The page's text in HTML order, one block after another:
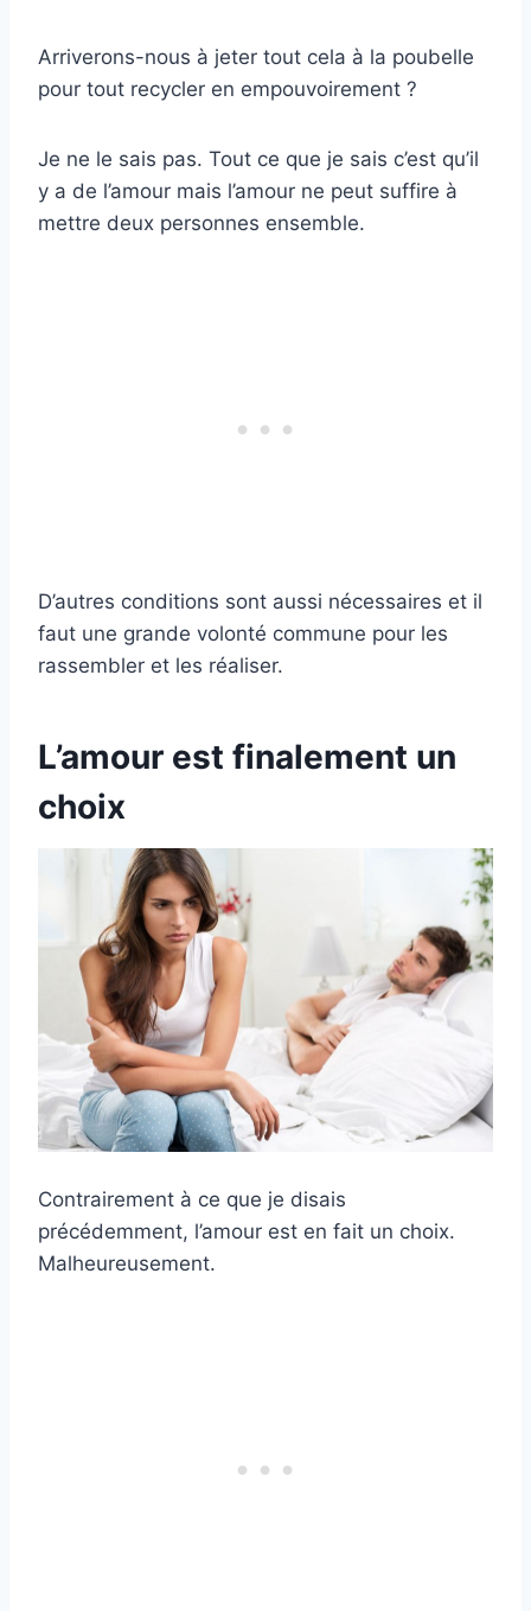
Arriverons-nous à jeter tout cela à la poubelle
pour tout recycler en empouvoirement ?
Je ne le sais pas. Tout ce que je sais c’est qu’il
y a de l’amour mais l’amour ne peut suffire à
mettre deux personnes ensemble.
D’autres conditions sont aussi nécessaires et il
faut une grande volonté commune pour les
rassembler et les réaliser.
L’amour est finalement un
choix
Contrairement à ce que je disais
précédemment, l’amour est en fait un choix.
Malheureusement.